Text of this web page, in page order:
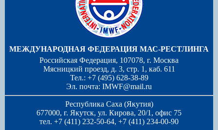
МЕЖДУНАРОДНАЯ ФЕДЕРАЦИЯ МАС-РЕСТЛИНГА
Российская Федерация, 107078, г. Москва
Мясницкий проезд, д. 3, стр. 1, каб. 611
Тел.: +7 (495) 628-38-89
Эл. почта: IMWF@mail.ru
Республика Саха (Якутия)
677000, г. Якутск, ул. Кирова, 20/1, офис 75
тел. +7 (411) 232-50-64, +7 (411) 234-00-90